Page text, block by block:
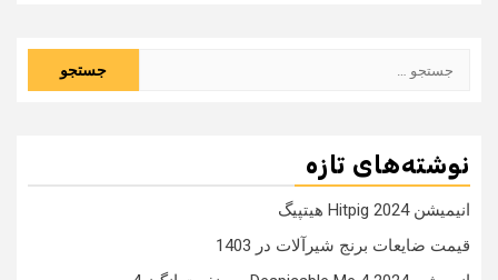
نوشته‌های تازه
انیمیشن Hitpig 2024 هیتپیگ
قیمت ضایعات برنج شیرآلات در 1403